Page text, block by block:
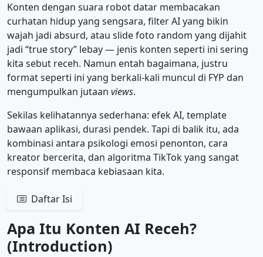
Konten dengan suara robot datar membacakan
curhatan hidup yang sengsara, filter AI yang bikin
wajah jadi absurd, atau slide foto random yang dijahit
jadi “true story” lebay — jenis konten seperti ini sering
kita sebut receh. Namun entah bagaimana, justru
format seperti ini yang berkali-kali muncul di FYP dan
mengumpulkan jutaan views.
Sekilas kelihatannya sederhana: efek AI, template
bawaan aplikasi, durasi pendek. Tapi di balik itu, ada
kombinasi antara psikologi emosi penonton, cara
kreator bercerita, dan algoritma TikTok yang sangat
responsif membaca kebiasaan kita.
Daftar Isi
Apa Itu Konten AI Receh?
(Introduction)